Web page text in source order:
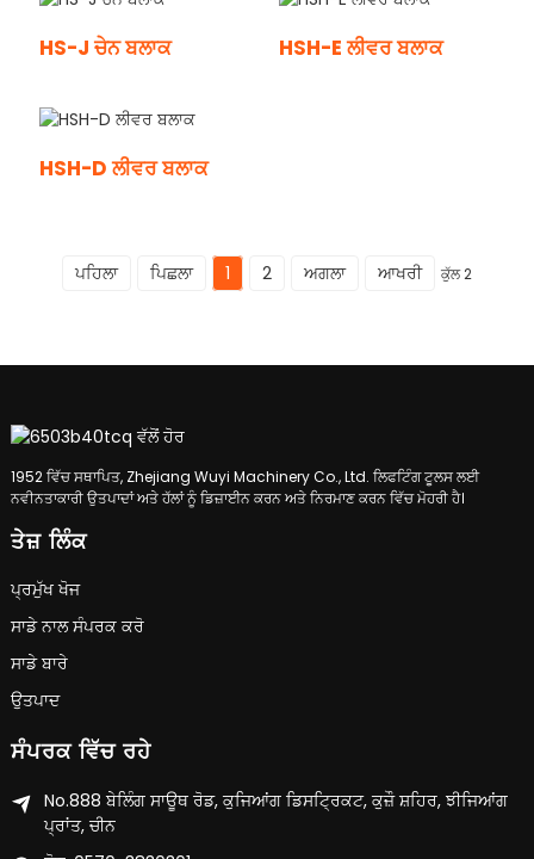
HS-J ਚੇਨ ਬਲਾਕ HSH-E ਲੀਵਰ ਬਲਾਕ
HSH-D ਲੀਵਰ ਬਲਾਕ
ਪਹਿਲਾ ਪਿਛਲਾ 1 2 ਅਗਲਾ ਆਖਰੀ ਕੁੱਲ 2
1952 ਵਿੱਚ ਸਥਾਪਿਤ, Zhejiang Wuyi Machinery Co., Ltd. ਲਿਫਟਿੰਗ ਟੂਲਸ ਲਈ
ਨਵੀਨਤਾਕਾਰੀ ਉਤਪਾਦਾਂ ਅਤੇ ਹੱਲਾਂ ਨੂੰ ਡਿਜ਼ਾਈਨ ਕਰਨ ਅਤੇ ਨਿਰਮਾਣ ਕਰਨ ਵਿੱਚ ਮੋਹਰੀ ਹੈ।
ਤੇਜ਼ ਲਿੰਕ
ਪ੍ਰਮੁੱਖ ਖੋਜ
ਸਾਡੇ ਨਾਲ ਸੰਪਰਕ ਕਰੋ
ਸਾਡੇ ਬਾਰੇ
ਉਤਪਾਦ
ਸੰਪਰਕ ਵਿੱਚ ਰਹੇ
No.888 ਬੇਲਿੰਗ ਸਾਊਥ ਰੋਡ, ਕੁਜਿਆਂਗ ਡਿਸਟ੍ਰਿਕਟ, ਕੁਜ਼ੌ ਸ਼ਹਿਰ, ਝੀਜਿਆਂਗ
ਪ੍ਰਾਂਤ, ਚੀਨ